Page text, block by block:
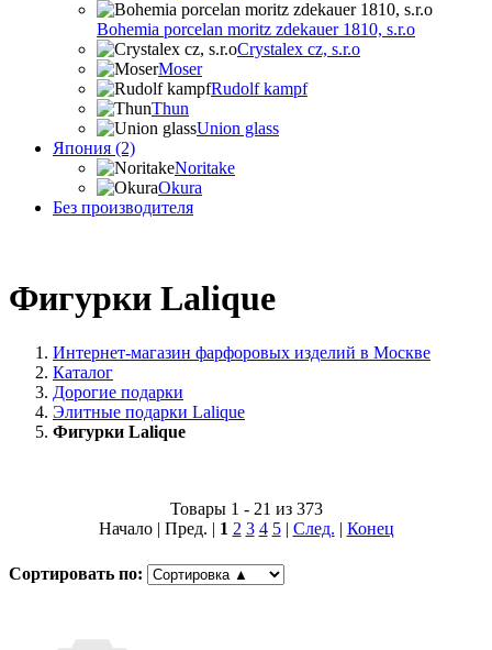
Bohemia porcelan moritz zdekauer 1810, s.r.o
Crystalex cz, s.r.o
Moser
Rudolf kampf
Thun
Union glass
Япония (2)
Noritake
Okura
Без производителя
Фигурки Lalique
Интернет-магазин фарфоровых изделий в Москве
Каталог
Дорогие подарки
Элитные подарки Lalique
Фигурки Lalique
Товары 1 - 21 из 373
Начало | Пред. | 1 2 3 4 5| След. | Конец
Сортировать по: